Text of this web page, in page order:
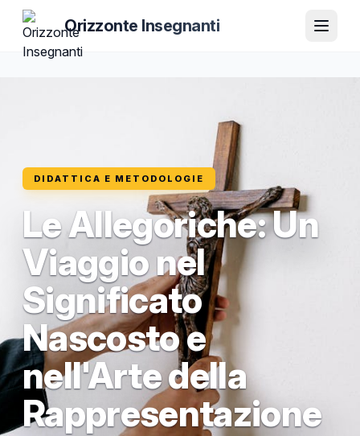
Orizzonte Insegnanti
DIDATTICA E METODOLOGIE
Le Allegoriche: Un
Viaggio nel
Significato
Nascosto e
nell'Arte della
Rappresentazione